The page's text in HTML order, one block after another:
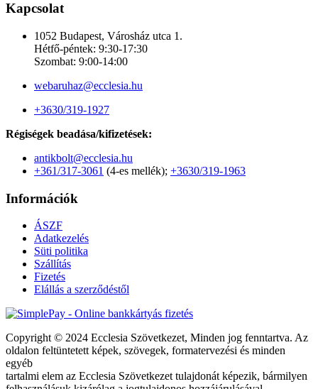
Kapcsolat
1052 Budapest, Városház utca 1.
Hétfő-péntek: 9:30-17:30
Szombat: 9:00-14:00
webaruhaz@ecclesia.hu
+3630/319-1927
Régiségek beadása/kifizetések:
antikbolt@ecclesia.hu
+361/317-3061 (4-es mellék); +3630/319-1963
Információk
ÁSZF
Adatkezelés
Süti politika
Szállítás
Fizetés
Elállás a szerződéstől
Copyright © 2024 Ecclesia Szövetkezet, Minden jog fenntartva. Az
oldalon feltüntetett képek, szövegek, formatervezési és minden
egyéb
tartalmi elem az Ecclesia Szövetkezet tulajdonát képezik, bármilyen